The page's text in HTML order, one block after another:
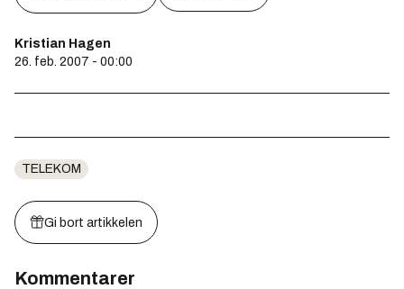
Kristian Hagen
26. feb. 2007 - 00:00
TELEKOM
Gi bort artikkelen
Kommentarer